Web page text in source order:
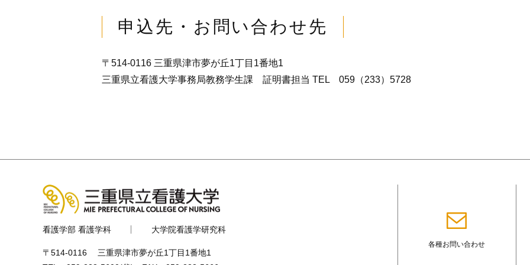
申込先・お問い合わせ先
〒514-0116 三重県津市夢が丘1丁目1番地1
三重県立看護大学事務局教務学生課 証明書担当 TEL 059（233）5728
看護学部 看護学科 大学院看護学研究科
〒514-0116 三重県津市夢が丘1丁目1番地1
各種お問い合わせ